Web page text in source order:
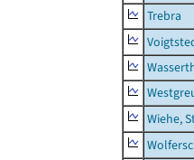
Trebra
Wiehe,